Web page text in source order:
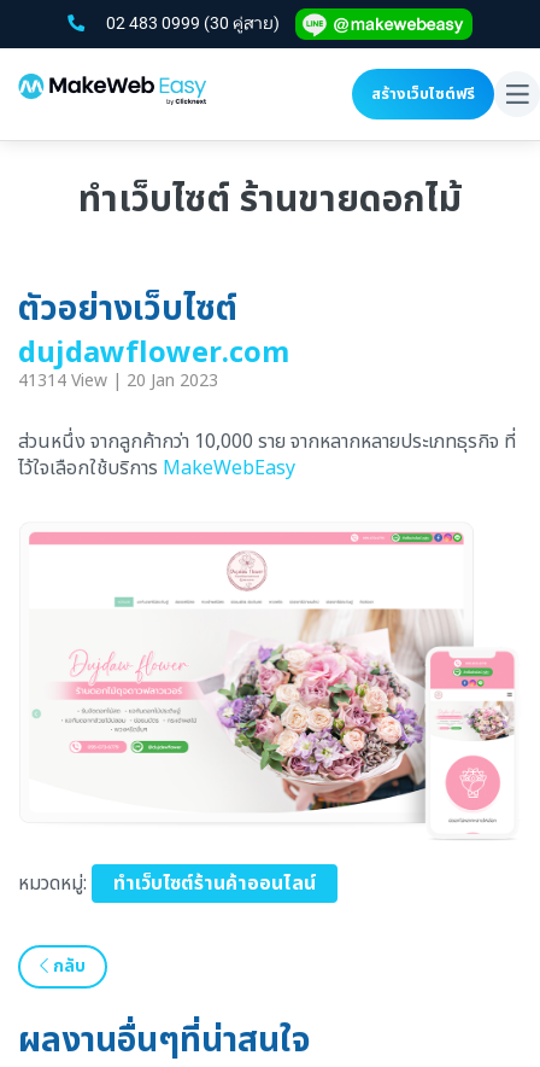
02 483 0999 (30 คู่สาย)
สร้างเว็บไซต์ฟรี
ทำเว็บไซต์ ร้านขายดอกไม้
ตัวอย่างเว็บไซต์
dujdawflower.com
41314 View | 20 Jan 2023
ส่วนหนึ่ง จากลูกค้ากว่า 10,000 ราย จากหลากหลายประเภทธุรกิจ ที่
ไว้ใจเลือกใช้บริการ MakeWebEasy
หมวดหมู่: ทำเว็บไซต์ร้านค้าออนไลน์
กลับ
ผลงานอื่นๆที่น่าสนใจ